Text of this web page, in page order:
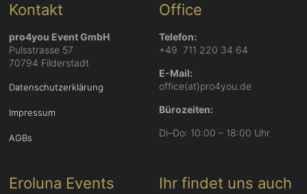
Kontakt
pro4you Event GmbH
Pulsstrasse 57
70794 Filderstadt
Datenschutzerklärung
Impressum
AGBs
Office
Telefon:
+49 711 220 34 64
E-Mail:
office(at)pro4you.de
Bürozeiten:
Di–Do: 10:00 – 18:00 Uhr
Eroluna Events
Ihr findet uns auch